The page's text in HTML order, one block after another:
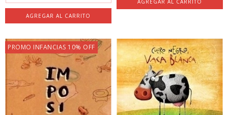
PROMO INFANCIAS 10% OFF